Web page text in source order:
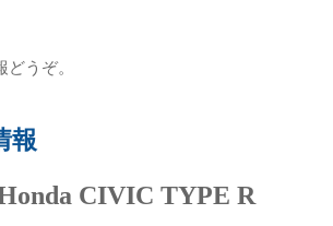
うぞ。
報
CIVIC TYPE R